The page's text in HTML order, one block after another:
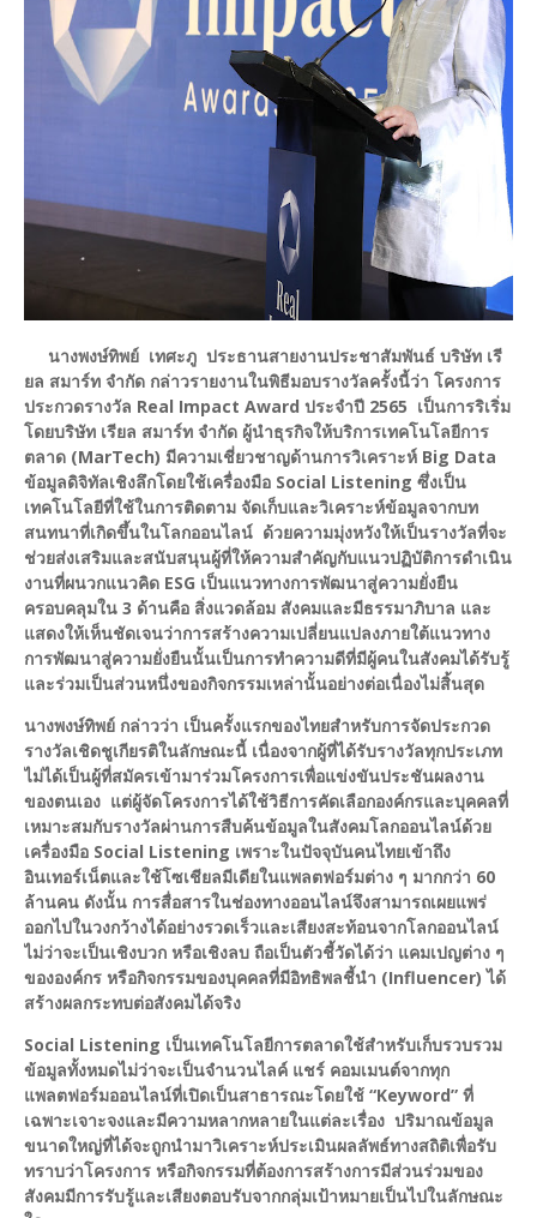
นางพงษ์ทิพย์ เทศะภู ประธานสายงานประชาสัมพันธ์ บริษัท เรี
ยล สมาร์ท จำกัด กล่าวรายงานในพิธีมอบรางวัลครั้งนี้ว่า โครงการ
ประกวดรางวัล Real Impact Award ประจำปี 2565 เป็นการริเริ่ม
โดยบริษัท เรียล สมาร์ท จำกัด ผู้นำธุรกิจให้บริการเทคโนโลยีการ
ตลาด (MarTech) มีความเชี่ยวชาญด้านการวิเคราะห์ Big Data
ข้อมูลดิจิทัลเชิงลึกโดยใช้เครื่องมือ Social Listening ซึ่งเป็น
เทคโนโลยีที่ใช้ในการติดตาม จัดเก็บและวิเคราะห์ข้อมูลจากบท
สนทนาที่เกิดขึ้นในโลกออนไลน์ ด้วยความมุ่งหวังให้เป็นรางวัลที่จะ
ช่วยส่งเสริมและสนับสนุนผู้ที่ให้ความสำคัญกับแนวปฏิบัติการดำเนิน
งานที่ผนวกแนวคิด ESG เป็นแนวทางการพัฒนาสู่ความยั่งยืน
ครอบคลุมใน 3 ด้านคือ สิ่งแวดล้อม สังคมและมีธรรมาภิบาล และ
แสดงให้เห็นชัดเจนว่าการสร้างความเปลี่ยนแปลงภายใต้แนวทาง
การพัฒนาสู่ความยั่งยืนนั้นเป็นการทำความดีที่มีผู้คนในสังคมได้รับรู้
และร่วมเป็นส่วนหนึ่งของกิจกรรมเหล่านั้นอย่างต่อเนื่องไม่สิ้นสุด
นางพงษ์ทิพย์ กล่าวว่า เป็นครั้งแรกของไทยสำหรับการจัดประกวด
รางวัลเชิดชูเกียรติในลักษณะนี้ เนื่องจากผู้ที่ได้รับรางวัลทุกประเภท
ไม่ได้เป็นผู้ที่สมัครเข้ามาร่วมโครงการเพื่อแข่งขันประชันผลงาน
ของตนเอง แต่ผู้จัดโครงการได้ใช้วิธีการคัดเลือกองค์กรและบุคคลที่
เหมาะสมกับรางวัลผ่านการสืบค้นข้อมูลในสังคมโลกออนไลน์ด้วย
เครื่องมือ Social Listening เพราะในปัจจุบันคนไทยเข้าถึง
อินเทอร์เน็ตและใช้โซเชียลมีเดียในแพลตฟอร์มต่าง ๆ มากกว่า 60
ล้านคน ดังนั้น การสื่อสารในช่องทางออนไลน์จึงสามารถเผยแพร่
ออกไปในวงกว้างได้อย่างรวดเร็วและเสียงสะท้อนจากโลกออนไลน์
ไม่ว่าจะเป็นเชิงบวก หรือเชิงลบ ถือเป็นตัวชี้วัดได้ว่า แคมเปญต่าง ๆ
ขององค์กร หรือกิจกรรมของบุคคลที่มีอิทธิพลชี้นำ (Influencer) ได้
สร้างผลกระทบต่อสังคมได้จริง
Social Listening เป็นเทคโนโลยีการตลาดใช้สำหรับเก็บรวบรวม
ข้อมูลทั้งหมดไม่ว่าจะเป็นจำนวนไลค์ แชร์ คอมเมนต์จากทุก
แพลตฟอร์มออนไลน์ที่เปิดเป็นสาธารณะโดยใช้ “Keyword” ที่
เฉพาะเจาะจงและมีความหลากหลายในแต่ละเรื่อง ปริมาณข้อมูล
ขนาดใหญ่ที่ได้จะถูกนำมาวิเคราะห์ประเมินผลลัพธ์ทางสถิติเพื่อรับ
ทราบว่าโครงการ หรือกิจกรรมที่ต้องการสร้างการมีส่วนร่วมของ
สังคมมีการรับรู้และเสียงตอบรับจากกลุ่มเป้าหมายเป็นไปในลักษณะ